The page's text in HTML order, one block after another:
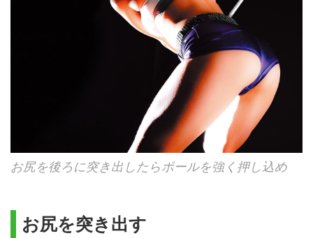
お尻を後ろに突き出したらボールを強く押し込め
お尻を突き出す